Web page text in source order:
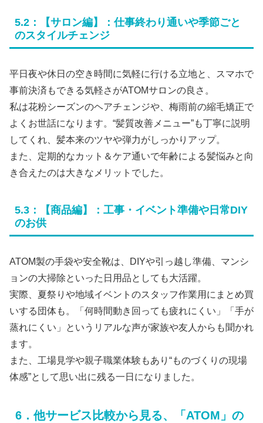
5.2：【サロン編】：仕事終わり通いや季節ごと
のスタイルチェンジ
平日夜や休日の空き時間に気軽に行ける立地と、スマホで
事前決済もできる気軽さがATOMサロンの良さ。
私は花粉シーズンのヘアチェンジや、梅雨前の縮毛矯正で
よくお世話になります。“髪質改善メニュー”も丁寧に説明
してくれ、髪本来のツヤや弾力がしっかりアップ。
また、定期的なカット＆ケア通いで年齢による髪悩みと向
き合えたのは大きなメリットでした。
5.3：【商品編】：工事・イベント準備や日常DIY
のお供
ATOM製の手袋や安全靴は、DIYや引っ越し準備、マンシ
ョンの大掃除といった日用品としても大活躍。
実際、夏祭りや地域イベントのスタッフ作業用にまとめ買
いする団体も。「何時間動き回っても疲れにくい」「手が
蒸れにくい」というリアルな声が家族や友人からも聞かれ
ます。
また、工場見学や親子職業体験もあり“ものづくりの現場
体感”として思い出に残る一日になりました。
6．他サービス比較から見る、「ATOM」の